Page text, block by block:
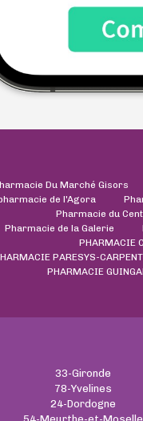
Du Marché Gisors
de l'Agora
Pharmacie du
Pharmacie de la Galerie
PHARMACIE
PARESYS-
PHARMACIE
33-Gironde
78-Yvelines
24-Dordogne